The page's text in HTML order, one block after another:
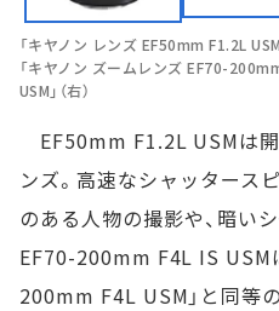
「キヤノン レンズ EF50mm F1.2L USM
「キヤノン ズームレンズ EF70-
USM」（右）
EF50mm F1.2L USMは
ンズ。高速なシャッタース
のある人物の撮影や、暗い
EF70-200mm F4L IS USM
200mm F4L USM」と同等